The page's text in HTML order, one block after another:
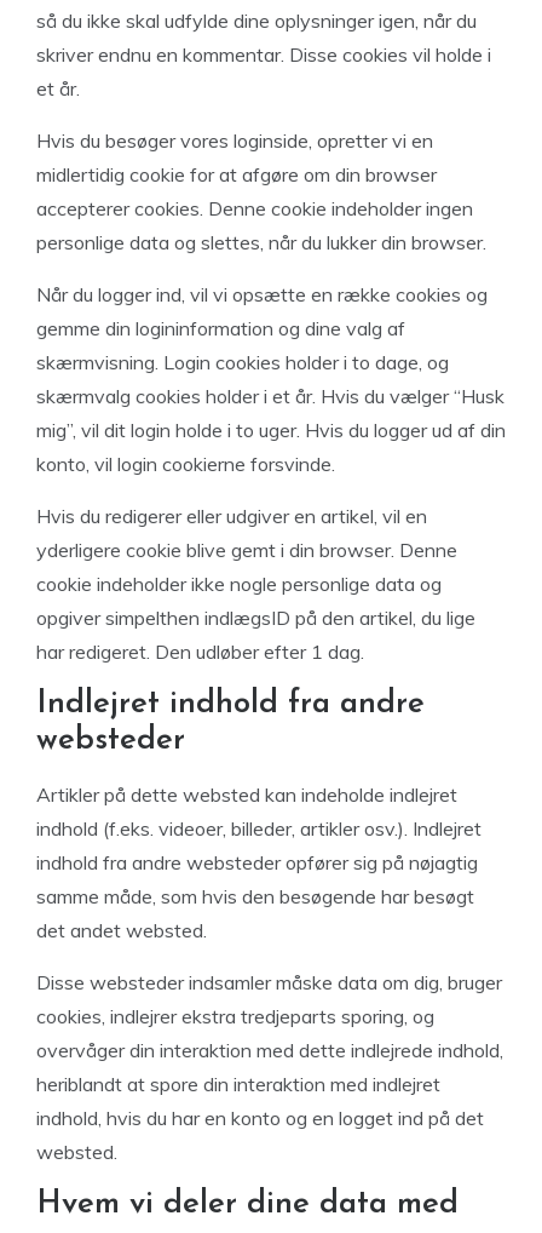
så du ikke skal udfylde dine oplysninger igen, når du
skriver endnu en kommentar. Disse cookies vil holde i
et år.
Hvis du besøger vores loginside, opretter vi en
midlertidig cookie for at afgøre om din browser
accepterer cookies. Denne cookie indeholder ingen
personlige data og slettes, når du lukker din browser.
Når du logger ind, vil vi opsætte en række cookies og
gemme din logininformation og dine valg af
skærmvisning. Login cookies holder i to dage, og
skærmvalg cookies holder i et år. Hvis du vælger “Husk
mig”, vil dit login holde i to uger. Hvis du logger ud af din
konto, vil login cookierne forsvinde.
Hvis du redigerer eller udgiver en artikel, vil en
yderligere cookie blive gemt i din browser. Denne
cookie indeholder ikke nogle personlige data og
opgiver simpelthen indlægsID på den artikel, du lige
har redigeret. Den udløber efter 1 dag.
Indlejret indhold fra andre
websteder
Artikler på dette websted kan indeholde indlejret
indhold (f.eks. videoer, billeder, artikler osv.). Indlejret
indhold fra andre websteder opfører sig på nøjagtig
samme måde, som hvis den besøgende har besøgt
det andet websted.
Disse websteder indsamler måske data om dig, bruger
cookies, indlejrer ekstra tredjeparts sporing, og
overvåger din interaktion med dette indlejrede indhold,
heriblandt at spore din interaktion med indlejret
indhold, hvis du har en konto og en logget ind på det
websted.
Hvem vi deler dine data med